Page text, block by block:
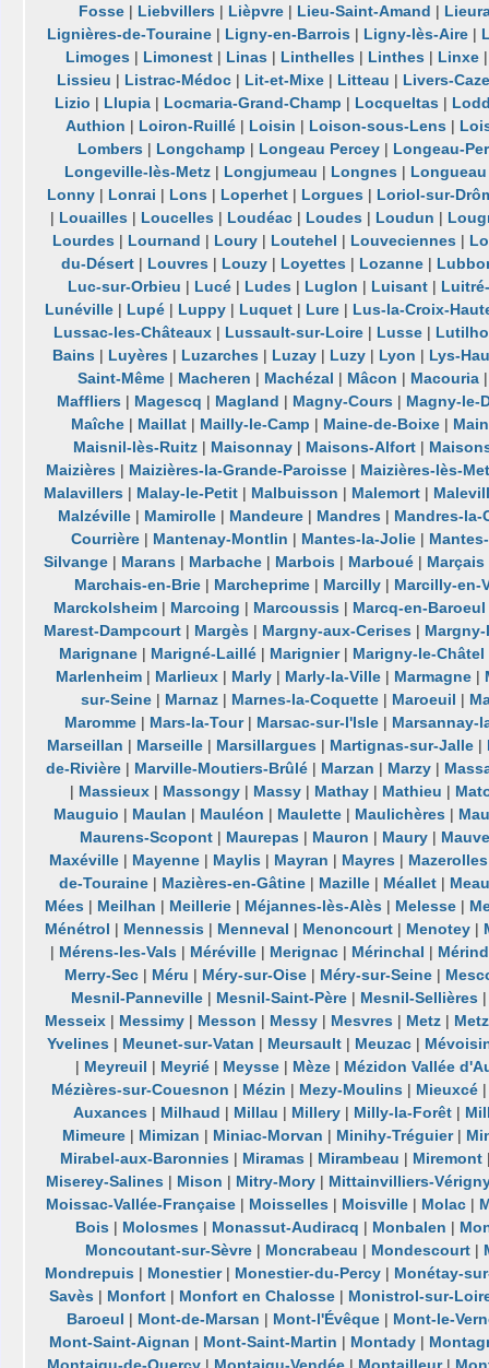
Fosse| Liebvillers| Lièpvre| Lieu-Saint-Amand |
Lignières-de-Touraine | Ligny-en-Barrois | Ligny-lès-Aire |
Limoges| Limonest| Linas| Linthelles| Linthes| Linxe
Lissieu | Listrac-Médoc| Lit-et-Mixe| Litteau | Livers-
Lizio | Llupia| Locmaria-Grand-Champ | Locqueltas|
Authion | Loiron-Ruillé | Loisin | Loison-sous-Lens |
Lombers | Longchamp | Longeau Percey | Longeau-
Longeville-lès-Metz| Longjumeau | Longnes| Longueau
Lonny| Lonrai | Lons| Loperhet| Lorgues| Loriol-sur-
| Louailles| Loucelles| Loudéac| Loudes| Loudun |
Lourdes | Lournand | Loury | Loutehel | Louveciennes |
du-Désert | Louvres | Louzy | Loyettes | Lozanne |
Luc-sur-Orbieu | Lucé| Ludes| Luglon | Luisant|
Lunéville | Lupé | Luppy | Luquet | Lure | Lus-la-Croix-
Lussac-les-Châteaux | Lussault-sur-Loire | Lusse |
Bains| Luyères| Luzarches| Luzay| Luzy| Lyon | Lys-
Saint-Même| Macheren | Machézal | Mâcon | Macouria
Maffliers| Magescq | Magland | Magny-Cours| Magny-le-
Maîche| Maillat| Mailly-le-Camp | Maine-de-Boixe|
Maisnil-lès-Ruitz| Maisonnay| Maisons-Alfort|
Maizières| Maizières-la-Grande-Paroisse| Maizières-lès-
Malavillers | Malay-le-Petit | Malbuisson | Malemort |
Malzéville| Mamirolle| Mandeure| Mandres| Mandres-la-
Courrière | Mantenay-Montlin | Mantes-la-Jolie |
Silvange | Marans | Marbache | Marbois | Marboué | Marçais
Marchais-en-Brie| Marcheprime| Marcilly| Marcilly-en-
Marckolsheim | Marcoing | Marcoussis | Marcq-en-Baroeul
Marest-Dampcourt | Margès | Margny-aux-Cerises |
Marignane | Marigné-Laillé | Marignier| Marigny-le-Châtel
Marlenheim| Marlieux| Marly| Marly-la-Ville| Marmagne|
sur-Seine | Marnaz | Marnes-la-Coquette | Maroeuil |
Maromme| Mars-la-Tour| Marsac-sur-l'Isle| Marsannay-
Marseillan | Marseille| Marsillargues| Martignas-sur-Jalle|
de-Rivière | Marville-Moutiers-Brûlé | Marzan | Marzy |
| Massieux| Massongy| Massy| Mathay| Mathieu |
Mauguio | Maulan | Mauléon | Maulette| Maulichères|
Maurens-Scopont| Maurepas| Mauron | Maury|
Maxéville | Mayenne | Maylis | Mayran | Mayres | Mazerolles
de-Touraine| Mazières-en-Gâtine| Mazille| Méallet|
Mées | Meilhan | Meillerie | Méjannes-lès-Alès | Melesse |
Ménétrol | Mennessis | Menneval | Menoncourt | Menotey |
| Mérens-les-Vals | Méréville | Merignac | Mérinchal |
Merry-Sec | Méru | Méry-sur-Oise | Méry-sur-Seine |
Mesnil-Panneville| Mesnil-Saint-Père| Mesnil-Sellières
Messeix| Messimy| Messon | Messy| Mesvres| Metz|
Yvelines| Meunet-sur-Vatan | Meursault| Meuzac|
| Meyreuil | Meyrié | Meysse | Mèze | Mézidon Vallée
Mézières-sur-Couesnon | Mézin | Mezy-Moulins | Mieuxcé
Auxances| Milhaud | Millau | Millery| Milly-la-Forêt|
Mimeure| Mimizan | Miniac-Morvan | Minihy-Tréguier|
Mirabel-aux-Baronnies | Miramas| Mirambeau | Miremont
Miserey-Salines | Mison | Mitry-Mory | Mittainvilliers-
Moissac-Vallée-Française| Moisselles| Moisville| Molac|
Bois | Molosmes | Monassut-Audiracq | Monbalen |
Moncoutant-sur-Sèvre| Moncrabeau | Mondescourt|
Mondrepuis| Monestier| Monestier-du-Percy| Monétay-
Savès | Monfort | Monfort en Chalosse | Monistrol-sur-
Baroeul | Mont-de-Marsan | Mont-l'Évêque| Mont-le-
Mont-Saint-Aignan | Mont-Saint-Martin | Montady|
Montaigu-de-Quercy | Montaigu-Vendée | Montailleur|